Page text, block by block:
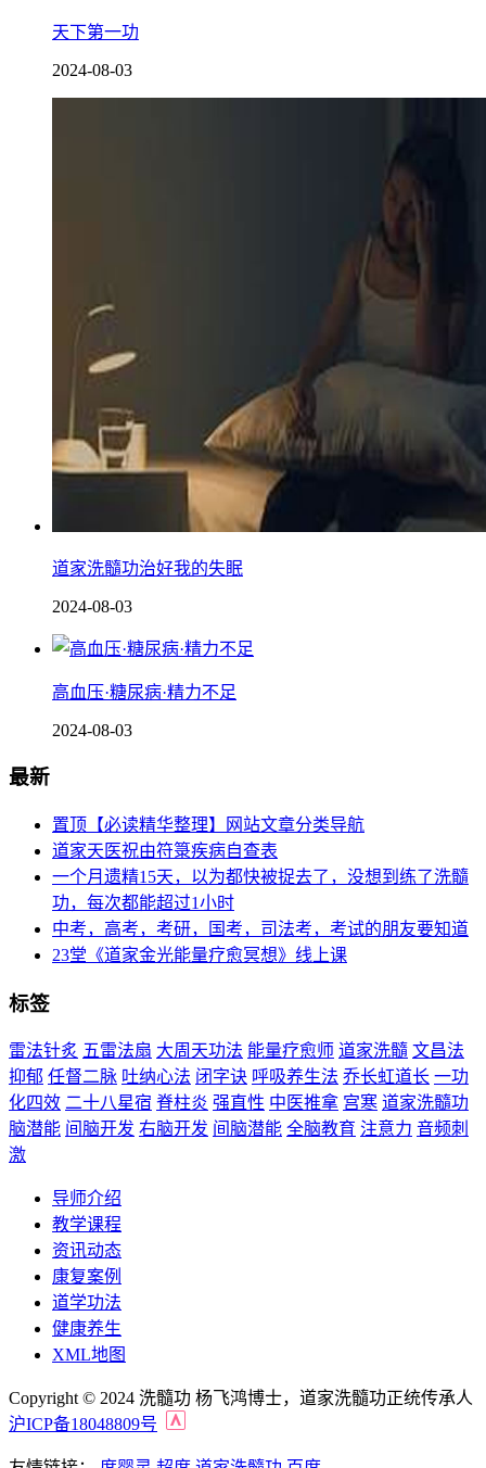
天下第一功
2024-08-03
道家洗髓功治好我的失眠
2024-08-03
高血压·糖尿病·精力不足
2024-08-03
最新
置顶【必读精华整理】网站文章分类导航
道家天医祝由符箓疾病自查表
一个月遗精15天，以为都快被捉去了，没想到练了洗髓
功，每次都能超过1小时
中考，高考，考研，国考，司法考，考试的朋友要知道
23堂《道家金光能量疗愈冥想》线上课
标签
雷法针炙 五雷法扇 大周天功法 能量疗愈师 道家洗髓 文昌法
抑郁 任督二脉 吐纳心法 闭字诀 呼吸养生法 乔长虹道长 一功
化四效 二十八星宿 脊柱炎 强直性 中医推拿 宫寒 道家洗髓功
脑潜能 间脑开发 右脑开发 间脑潜能 全脑教育 注意力 音频刺
激
导师介绍
教学课程
资讯动态
康复案例
道学功法
健康养生
XML地图
Copyright © 2024 洗髓功 杨飞鸿博士，道家洗髓功正统传承人
沪ICP备18048809号